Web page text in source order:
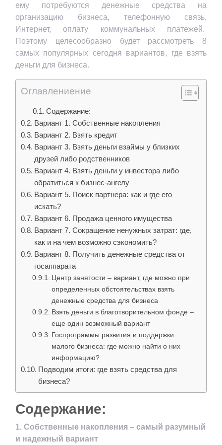
ему потребуются денежные средства на
организацию бизнеса, телефонную связь,
Интернет, оплату коммунальных платежей.
Поэтому целесообразно будет рассмотреть 8
самых популярных сегодня вариантов, где взять
деньги для бизнеса.
Оглавлениение
Содержание:
Вариант 1. Собственные накопления
Вариант 2. Взять кредит
Вариант 3. Взять деньги взаймы у близких
друзей либо родственников
Вариант 4. Взять деньги у инвестора либо
обратиться к бизнес-ангелу
Вариант 5. Поиск партнера: как и где его
искать?
Вариант 6. Продажа ценного имущества
Вариант 7. Сокращение ненужных затрат: где,
как и на чем возможно сэкономить?
Вариант 8. Получить денежные средства от
госаппарата
Центр занятости – вариант, где можно при
определенных обстоятельствах взять
денежные средства для бизнеса
Взять деньги в благотворительном фонде –
еще один возможный вариант
Госпрограммы развития и поддержки
малого бизнеса: где можно найти о них
информацию?
Подводим итоги: где взять средства для
бизнеса?
Содержание:
1. Собственные накопления – самый разумный
и надежный вариант